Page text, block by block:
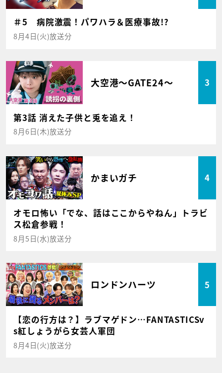
＃5 病院激震！パワハラ＆医療事故!?
8月4日(火)放送分
大空港～GATE24～ 3
第3話 消えた子供と兎を追え！
8月6日(木)放送分
かまいガチ 4
オモロ怖い「でな、話はここからやねん」トラビ
ス松倉参戦！
8月5日(水)放送分
ロンドンハーツ 5
【恋の行方は？】ラブマゲドン…FANTASTICSv
s紅しょうがら女芸人軍団
8月4日(火)放送分